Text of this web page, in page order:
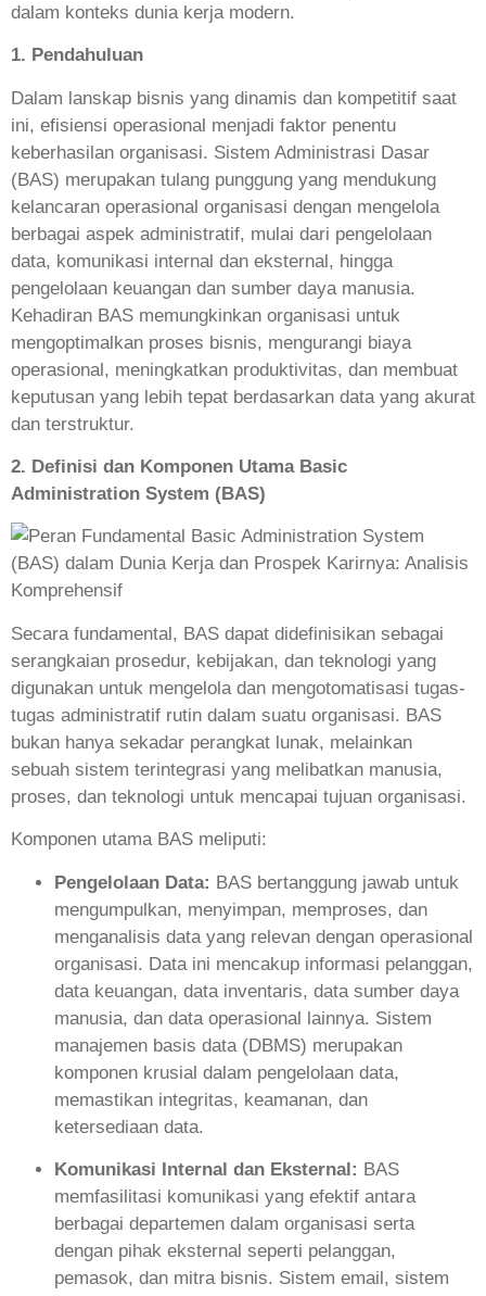
dalam konteks dunia kerja modern.
1. Pendahuluan
Dalam lanskap bisnis yang dinamis dan kompetitif saat
ini, efisiensi operasional menjadi faktor penentu
keberhasilan organisasi. Sistem Administrasi Dasar
(BAS) merupakan tulang punggung yang mendukung
kelancaran operasional organisasi dengan mengelola
berbagai aspek administratif, mulai dari pengelolaan
data, komunikasi internal dan eksternal, hingga
pengelolaan keuangan dan sumber daya manusia.
Kehadiran BAS memungkinkan organisasi untuk
mengoptimalkan proses bisnis, mengurangi biaya
operasional, meningkatkan produktivitas, dan membuat
keputusan yang lebih tepat berdasarkan data yang akurat
dan terstruktur.
2. Definisi dan Komponen Utama Basic
Administration System (BAS)
Secara fundamental, BAS dapat didefinisikan sebagai
serangkaian prosedur, kebijakan, dan teknologi yang
digunakan untuk mengelola dan mengotomatisasi tugas-
tugas administratif rutin dalam suatu organisasi. BAS
bukan hanya sekadar perangkat lunak, melainkan
sebuah sistem terintegrasi yang melibatkan manusia,
proses, dan teknologi untuk mencapai tujuan organisasi.
Komponen utama BAS meliputi:
Pengelolaan Data: BAS bertanggung jawab untuk
mengumpulkan, menyimpan, memproses, dan
menganalisis data yang relevan dengan operasional
organisasi. Data ini mencakup informasi pelanggan,
data keuangan, data inventaris, data sumber daya
manusia, dan data operasional lainnya. Sistem
manajemen basis data (DBMS) merupakan
komponen krusial dalam pengelolaan data,
memastikan integritas, keamanan, dan
ketersediaan data.
Komunikasi Internal dan Eksternal: BAS
memfasilitasi komunikasi yang efektif antara
berbagai departemen dalam organisasi serta
dengan pihak eksternal seperti pelanggan,
pemasok, dan mitra bisnis. Sistem email, sistem